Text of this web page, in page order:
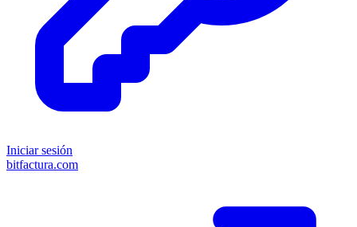
Iniciar sesión
bitfactura.com